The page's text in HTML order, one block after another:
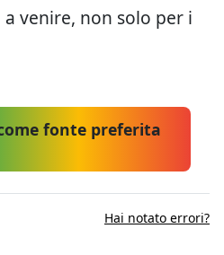
venire, non solo per i
fonte preferita
Hai notato errori?